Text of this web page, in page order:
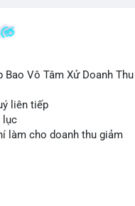
cho xu hướng tăng.
sát dòng tiền tiếp theo
nhịp điều chỉnh. Ngược
tại.
#khangcu65k #vilanh
Bao Vô Tâm Xử Doanh Thu
liên tiếp
lục
làm cho doanh thu giảm